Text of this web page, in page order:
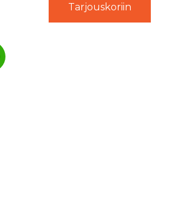
Tarjouskoriin